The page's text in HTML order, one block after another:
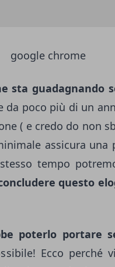
sta guadagnando
da poco più di un
( e credo do non
assicura una
tempo
questo
poterlo portare
Ecco perché